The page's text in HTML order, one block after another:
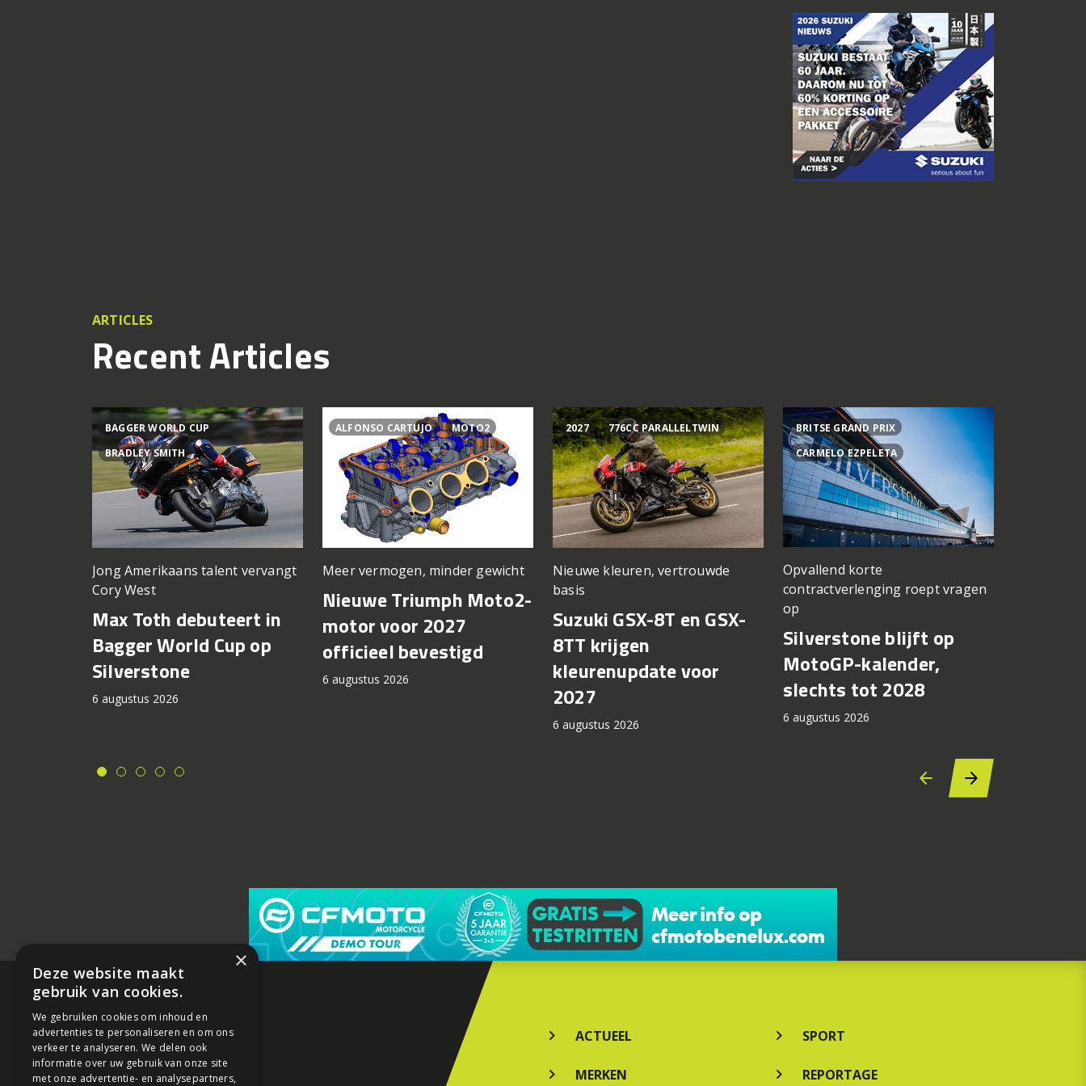
ARTICLES
Recent Articles
BAGGER WORLD CUP
BRADLEY SMITH
Jong Amerikaans talent vervangt
Cory West
Max Toth debuteert in
Bagger World Cup op
Silverstone
6 augustus 2026
ALFONSO CARTUJO MOTO2
Meer vermogen, minder gewicht
Nieuwe Triumph Moto2-
motor voor 2027
officieel bevestigd
6 augustus 2026
2027 776CC PARALLELTWIN
Nieuwe kleuren, vertrouwde
basis
Suzuki GSX-8T en GSX-
8TT krijgen
kleurenupdate voor
2027
6 augustus 2026
BRITSE GRAND PRIX
CARMELO EZPELETA
Opvallend korte
contractverlenging roept vragen
op
Silverstone blijft op
MotoGP-kalender,
slechts tot 2028
6 augustus 2026
ACTUEEL
MERKEN
SPORT
REPORTAGE
×
Deze website maakt
gebruik van cookies.
We gebruiken cookies om inhoud en
advertenties te personaliseren en om ons
verkeer te analyseren. We delen ook
informatie over uw gebruik van onze site
met onze advertentie- en analysepartners,